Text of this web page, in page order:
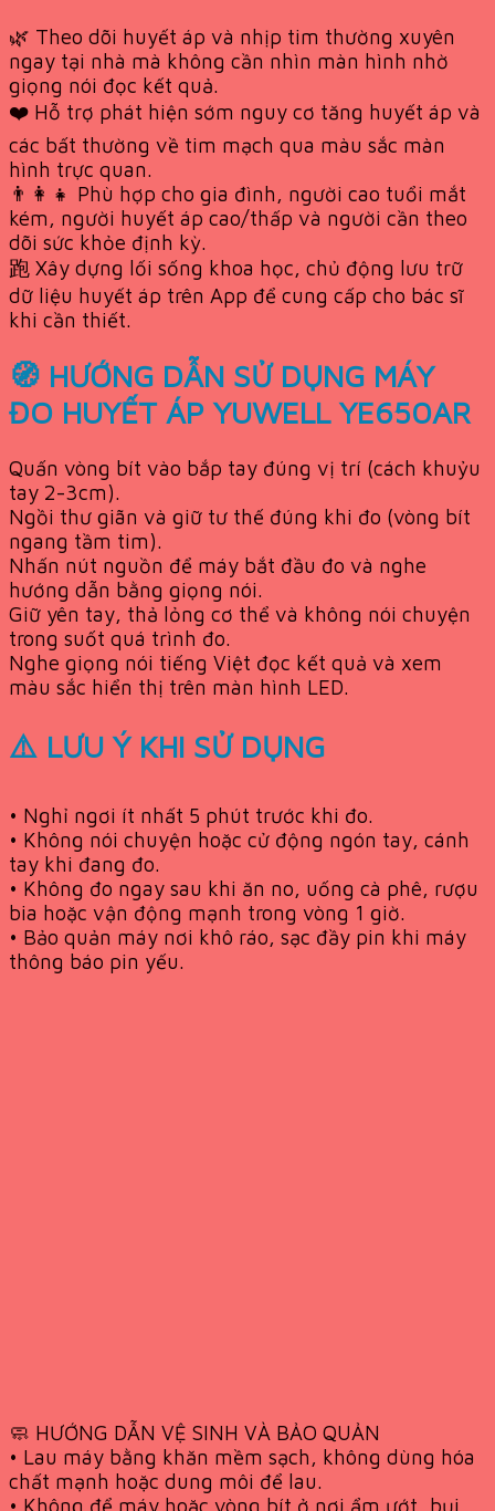
🌿 Theo dõi huyết áp và nhịp tim thường xuyên
ngay tại nhà mà không cần nhìn màn hình nhờ
giọng nói đọc kết quả.
❤️ Hỗ trợ phát hiện sớm nguy cơ tăng huyết áp và
các bất thường về tim mạch qua màu sắc màn
hình trực quan.
👨‍👩‍👧 Phù hợp cho gia đình, người cao tuổi mắt
kém, người huyết áp cao/thấp và người cần theo
dõi sức khỏe định kỳ.
跑 Xây dựng lối sống khoa học, chủ động lưu trữ
dữ liệu huyết áp trên App để cung cấp cho bác sĩ
khi cần thiết.
🧭 HƯỚNG DẪN SỬ DỤNG MÁY
ĐO HUYẾT ÁP YUWELL YE650AR
Quấn vòng bít vào bắp tay đúng vị trí (cách khuỷu
tay 2-3cm).
Ngồi thư giãn và giữ tư thế đúng khi đo (vòng bít
ngang tầm tim).
Nhấn nút nguồn để máy bắt đầu đo và nghe
hướng dẫn bằng giọng nói.
Giữ yên tay, thả lỏng cơ thể và không nói chuyện
trong suốt quá trình đo.
Nghe giọng nói tiếng Việt đọc kết quả và xem
màu sắc hiển thị trên màn hình LED.
⚠️ LƯU Ý KHI SỬ DỤNG
• Nghỉ ngơi ít nhất 5 phút trước khi đo.
• Không nói chuyện hoặc cử động ngón tay, cánh
tay khi đang đo.
• Không đo ngay sau khi ăn no, uống cà phê, rượu
bia hoặc vận động mạnh trong vòng 1 giờ.
• Bảo quản máy nơi khô ráo, sạc đầy pin khi máy
thông báo pin yếu.
🧼 HƯỚNG DẪN VỆ SINH VÀ BẢO QUẢN
• Lau máy bằng khăn mềm sạch, không dùng hóa
chất mạnh hoặc dung môi để lau.
• Không để máy hoặc vòng bít ở nơi ẩm ướt, bụi